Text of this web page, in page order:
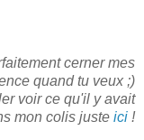
cerner mes
quand tu veux ;)
voir ce qu'il y avait
mon colis juste ici !